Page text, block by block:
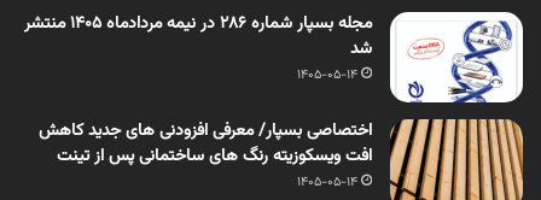
مجله بسپار شماره 286 در نیمه مردادماه 1405 منتشر
شد
1405-05-14
اختصاصی بسپار/ معرفی افزودنی های جدید کاهش
افت ویسکوزیته رنگ های ساختمانی پس از تینت
1405-05-14